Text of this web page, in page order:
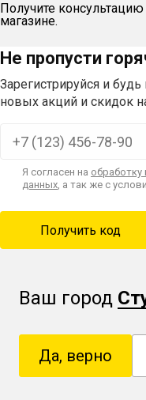
Получите
магазине.
Не пропусти
Зарегистрируйся и будь
новых акций и скидок
Я согласен на обработку
данных, а так же с
Ваш город
Да, верно